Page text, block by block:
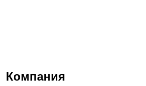
Компания